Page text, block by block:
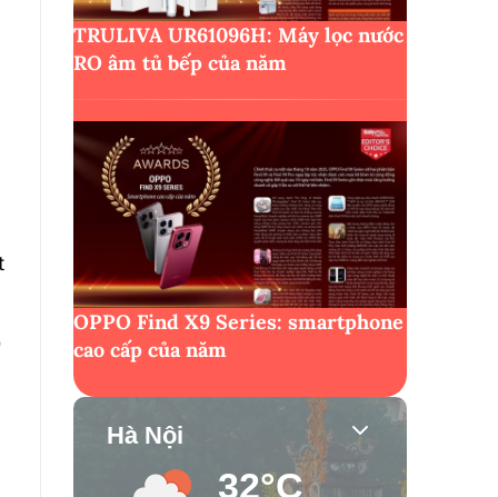
TRULIVA UR61096H: Máy lọc nước
RO âm tủ bếp của năm
OPPO Find X9 Series: smartphone
cao cấp của năm
Hà Nội
32°C